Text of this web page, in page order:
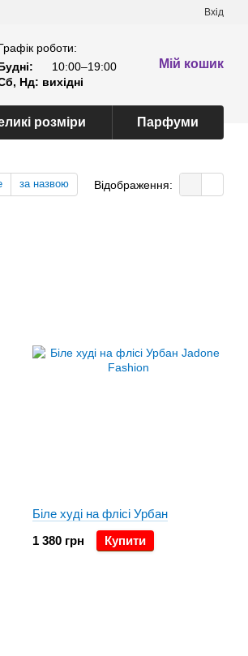
Вхід
роботи:
10:00–19:00
Нд: вихідні
Мій кошик
розміри Парфуми
за назвою Відображення:
Біле худі на флісі Урбан
1 380 грн
Купити